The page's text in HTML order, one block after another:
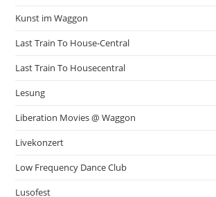
Kunst im Waggon
Last Train To House-Central
Last Train To Housecentral
Lesung
Liberation Movies @ Waggon
Livekonzert
Low Frequency Dance Club
Lusofest